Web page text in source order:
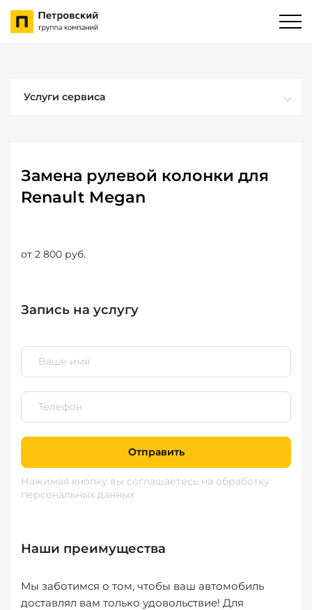
Услуги сервиса
Замена рулевой колонки для
Renault Megan
от 2 800 руб.
Запись на услугу
Отправить
Нажимая кнопку вы соглашаетесь на обработку
персональных данных
Наши преимущества
Мы заботимся о том, чтобы ваш автомобиль
доставлял вам только удовольствие! Для